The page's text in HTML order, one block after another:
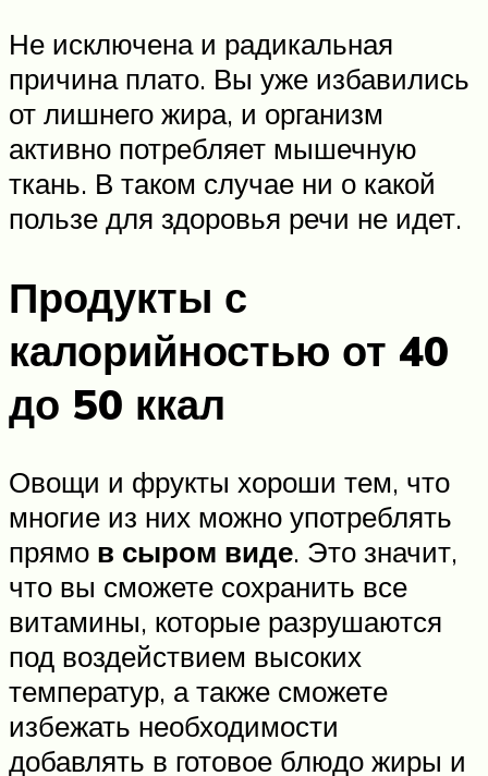
Не исключена и радикальная
причина плато. Вы уже избавились
от лишнего жира, и организм
активно потребляет мышечную
ткань. В таком случае ни о какой
пользе для здоровья речи не идет.
Продукты с
калорийностью от 40
до 50 ккал
Овощи и фрукты хороши тем, что
многие из них можно употреблять
прямо в сыром виде. Это значит,
что вы сможете сохранить все
витамины, которые разрушаются
под воздействием высоких
температур, а также сможете
избежать необходимости
добавлять в готовое блюдо жиры и